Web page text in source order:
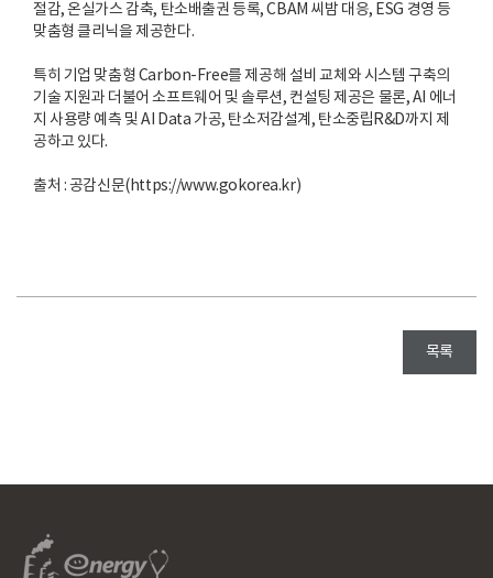
절감, 온실가스 감축, 탄소배출권 등록, CBAM 씨밤 대응, ESG 경영 등
맞춤형 클리닉을 제공한다.
특히 기업 맞춤형 Carbon-Free를 제공해 설비 교체와 시스템 구축의
기술 지원과 더불어 소프트웨어 및 솔루션, 컨설팅 제공은 물론, AI 에너
지 사용량 예측 및 AI Data 가공, 탄소저감설계, 탄소중립R&D까지 제
공하고 있다.
출처 : 공감신문(https://www.gokorea.kr)
목록